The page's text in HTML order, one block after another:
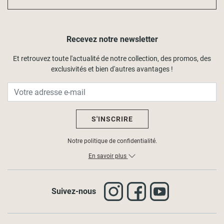
pratiques pour prolonger la vie de vos équipements.
Recevez notre newsletter
Et retrouvez toute l'actualité de notre collection, des promos, des
exclusivités et bien d'autres avantages !
S'INSCRIRE
Notre politique de confidentialité.
En savoir plus
Suivez-nous